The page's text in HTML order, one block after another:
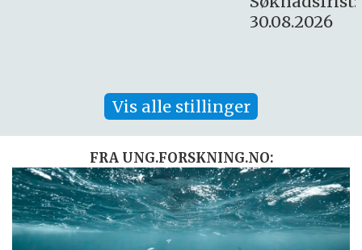
Vis alle stillinger
FRA UNG.FORSKNING.NO: